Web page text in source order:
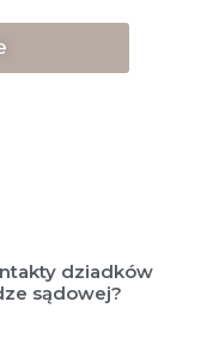
dziadków
sądowej?